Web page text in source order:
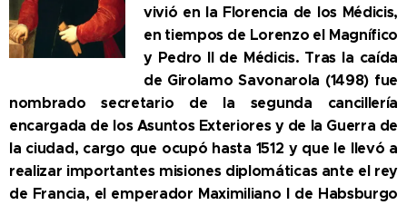
vivió en la Florencia de los Médicis,
en tiempos de Lorenzo el Magnífico
y Pedro II de Médicis. Tras la caída
de Girolamo Savonarola (1498) fue
nombrado secretario de la segunda cancillería
encargada de los Asuntos Exteriores y de la Guerra de
la ciudad, cargo que ocupó hasta 1512 y que le llevó a
realizar importantes misiones diplomáticas ante el rey
de Francia, el emperador Maximiliano I de Habsburgo